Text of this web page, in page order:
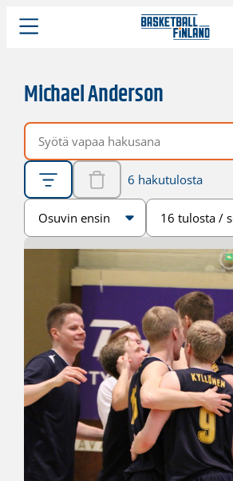
Michael Anderson
Vapaa hakusana
6 hakutulosta
Järjestys
Sivukoko